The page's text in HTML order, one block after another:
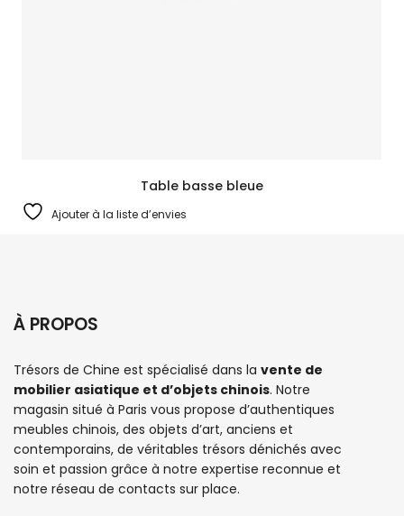
Table basse bleue
Ajouter à la liste d’envies
À PROPOS
Trésors de Chine est spécialisé dans la vente de
mobilier asiatique et d’objets chinois. Notre
magasin situé à Paris vous propose d’authentiques
meubles chinois, des objets d’art, anciens et
contemporains, de véritables trésors dénichés avec
soin et passion grâce à notre expertise reconnue et
notre réseau de contacts sur place.